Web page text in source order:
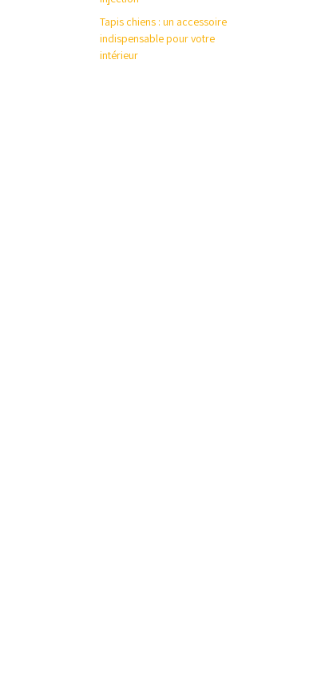
Tapis chiens : un accessoire
indispensable pour votre
intérieur